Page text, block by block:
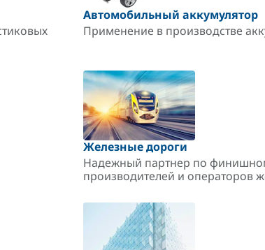
Автомобильный аккумулятор
Применение в производстве
Железные дороги
Надежный партнер по
производителей и операторов